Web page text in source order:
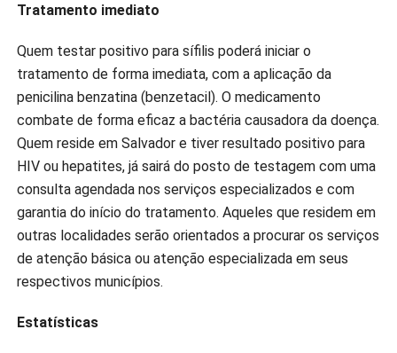
Tratamento imediato
Quem testar positivo para sífilis poderá iniciar o
tratamento de forma imediata, com a aplicação da
penicilina benzatina (benzetacil). O medicamento
combate de forma eficaz a bactéria causadora da doença.
Quem reside em Salvador e tiver resultado positivo para
HIV ou hepatites, já sairá do posto de testagem com uma
consulta agendada nos serviços especializados e com
garantia do início do tratamento. Aqueles que residem em
outras localidades serão orientados a procurar os serviços
de atenção básica ou atenção especializada em seus
respectivos municípios.
Estatísticas